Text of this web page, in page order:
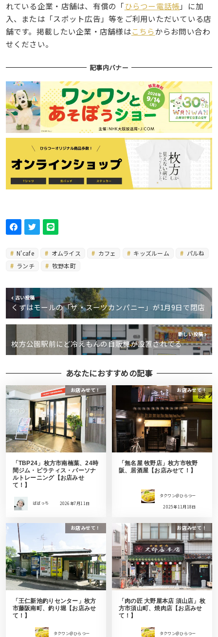
れている企業・店舗は、有償の「ひらつー電話帳」に加
入、または「スポット広告」等をご利用いただいている店
舗です。掲載したい企業・店舗様はこちら からお問い合わ
せください。
記事内バナー
N'cafe オムライス カフェ キッズルーム
パルね
ランチ
牧野本町
古い投稿
くずはモールの「ザ・スーツカンパニー」が1月9日で閉店
新しい投稿
枚方公園駅前にど冷えもんの自販機が設置されてる
あなたにおすすめの記事
お店みせて！
「TBP24」枚方市南楠葉、24時
間ジム・ピラティス・パーソナ
ルトレーニング【お店みせ
て！】
ばばっち 2026年7月11日
お店みせて！
「無名屋 牧野店」枚方市牧野
阪、居酒屋【お店みせて！】
タクワン＠ひらつー
2025年11月18日
お店みせて！
「王仁新池釣りセンター」枚方
市藤阪南町、釣り堀【お店みせ
て！】
タクワン＠ひらつー
お店みせて！
「肉の匠 大野屋本店 須山店」枚
方市須山町、焼肉店【お店みせ
て！】
タクワン＠ひらつー